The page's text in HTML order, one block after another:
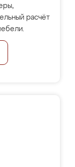
расчёт